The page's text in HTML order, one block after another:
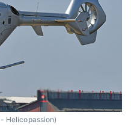
Helicopassion)